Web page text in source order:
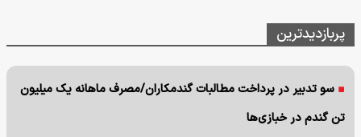
پربازدیدترین
سو تدبیر در پرداخت مطالبات گندمکاران/مصرف ماهانه یک میلیون
تن گندم در خبازی‌ها